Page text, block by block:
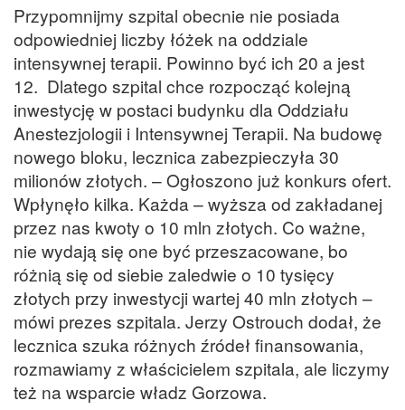
Przypomnijmy szpital obecnie nie posiada
odpowiedniej liczby łóżek na oddziale
intensywnej terapii. Powinno być ich 20 a jest
12. Dlatego szpital chce rozpocząć kolejną
inwestycję w postaci budynku dla Oddziału
Anestezjologii i Intensywnej Terapii. Na budowę
nowego bloku, lecznica zabezpieczyła 30
milionów złotych. – Ogłoszono już konkurs ofert.
Wpłynęło kilka. Każda – wyższa od zakładanej
przez nas kwoty o 10 mln złotych. Co ważne,
nie wydają się one być przeszacowane, bo
różnią się od siebie zaledwie o 10 tysięcy
złotych przy inwestycji wartej 40 mln złotych –
mówi prezes szpitala. Jerzy Ostrouch dodał, że
lecznica szuka różnych źródeł finansowania,
rozmawiamy z właścicielem szpitala, ale liczymy
też na wsparcie władz Gorzowa.